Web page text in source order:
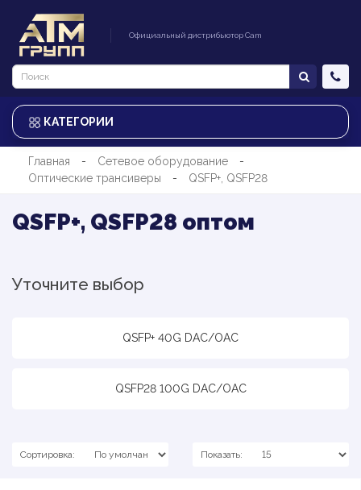
Официальный дистрибьютор Cam
КАТЕГОРИИ
Главная
Сетевое оборудование
Оптические трансиверы
QSFP+, QSFP28
QSFP+, QSFP28 оптом
Уточните выбор
QSFP+ 40G DAC/OAC
QSFP28 100G DAC/OAC
Сортировка: Показать: